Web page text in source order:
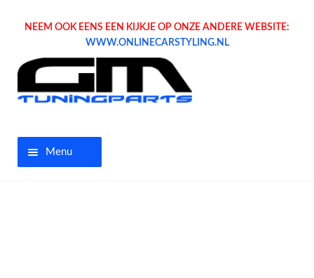
NEEM OOK EENS EEN KIJKJE OP ONZE ANDERE WEBSITE:
WWW.ONLINECARSTYLING.NL
Menu